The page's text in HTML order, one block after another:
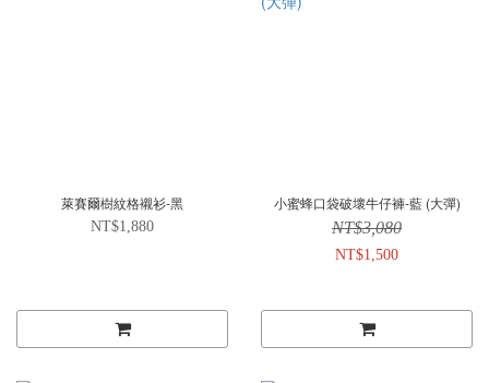
萊賽爾樹紋格襯衫-黑
NT$1,880
小蜜蜂口袋破壞牛仔褲-藍 (大彈)
NT$3,080
NT$1,500